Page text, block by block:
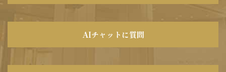
AIチャットに質問